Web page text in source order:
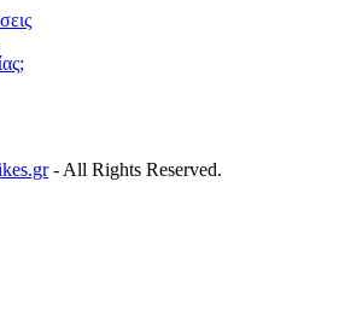
- All Rights Reserved.